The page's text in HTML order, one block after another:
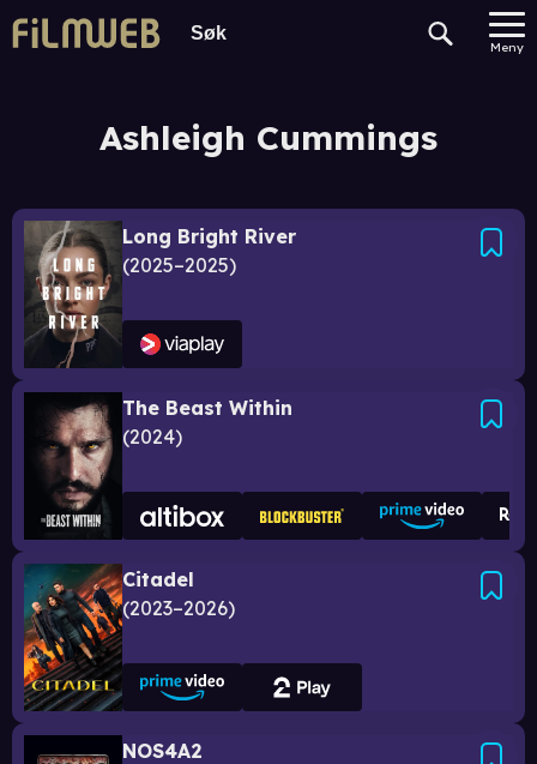
Meny
Ashleigh Cummings
Long Bright River
2025–2025
The Beast Within
2024
Citadel
2023–2026
NOS4A2